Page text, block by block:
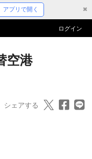
アプリで開く ✖
ログイン
空港
シェアする